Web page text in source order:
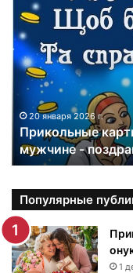
и
к
о
к
т
и
н
к
20 января 2026 г.
Прикольные
мужчине -
Популярные
1